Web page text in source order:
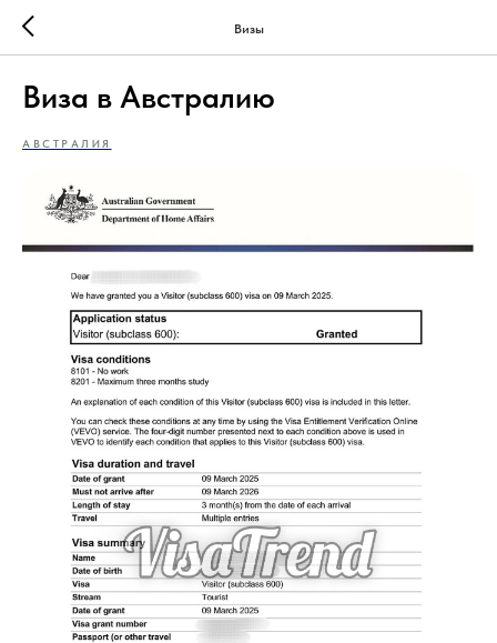
Визы
Виза в Австралию
АВСТРАЛИЯ